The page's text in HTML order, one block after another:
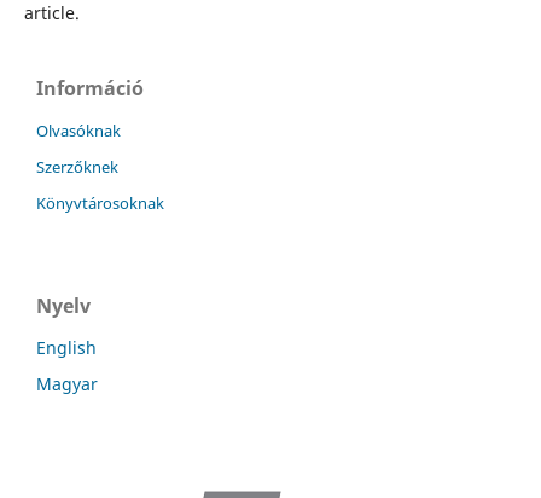
article.
Információ
Olvasóknak
Szerzőknek
Könyvtárosoknak
Nyelv
English
Magyar